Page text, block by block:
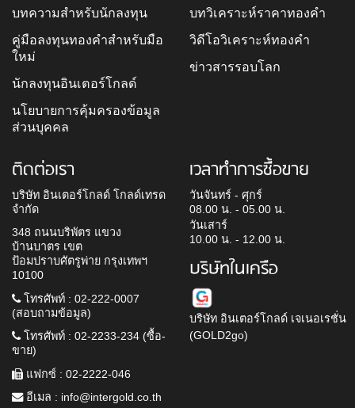
บทความสำหรับนักลงทุน
คู่มือลงทุนทองคำสำหรับมือ
ใหม่
นักลงทุนอินเตอร์โกลด์
นโยบายการคุ้มครองข้อมูล
ส่วนบุคคล
บทวิเคราะห์ราคาทองคำ
วิดีโอวิเคราะห์ทองคำ
ข่าวสารรอบโลก
ติดต่อเรา
บริษัท อินเตอร์โกลด์ โกลด์เทรด
จำกัด
348 ถนนบริพัตร แขวง
บ้านบาตร เขต
ป้อมปราบศัตรูพ่าย กรุงเทพฯ
10100
โทรศัพท์ : 02-222-0007
(สอบถามข้อมูล)
โทรศัพท์ : 02-2233-234 (ซื้อ-
ขาย)
แฟกซ์ : 02-2222-046
อีเมล : info@intergold.co.th
เวลาทำการซื้อขาย
วันจันทร์ - ศุกร์
08.00 น. - 05.00 น.
วันเสาร์
10.00 น. - 12.00 น.
บริษัทในเครือ
บริษัท อินเตอร์โกลด์ เจเนอเรชั่น
(GOLD2go)